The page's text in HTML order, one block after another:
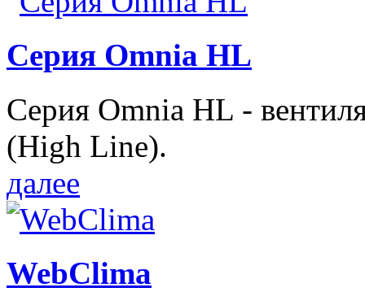
Серия Omnia HL
Серия Omnia HL -
(High Line).
далее
WebClima